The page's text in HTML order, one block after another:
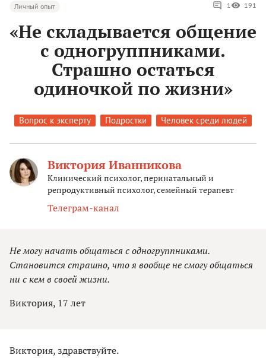
Личный опыт 1 191
«Не складывается общение
с одногруппниками.
Страшно остаться
одиночкой по жизни»
Вопрос к эксперту Подростки Человек среди людей
Виктория Иванникова
Клинический психолог, перинатальный и
репродуктивный психолог, семейный терапевт
Телеграм-канал
Не могу начать общаться с одногруппниками.
Становится страшно, что я вообще не смогу общаться
ни с кем в своей жизни.
Виктория, 17 лет
Виктория, здравствуйте.